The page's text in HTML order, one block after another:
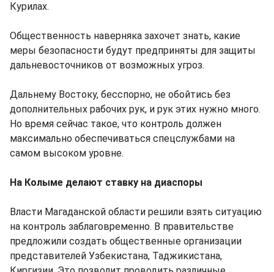
Курилах.
Общественность наверняка захочет знать, какие
меры безопасности будут предприняты для защиты
дальневосточников от возможных угроз.
Дальнему Востоку, бесспорно, не обойтись без
дополнительных рабочих рук, и рук этих нужно много.
Но время сейчас такое, что контроль должен
максимально обеспечиваться спецслужбами на
самом высоком уровне.
На Колыме делают ставку на диаспоры
Власти Магаданской области решили взять ситуацию
на контроль заблаговременно. В правительстве
предложили создать общественные организации
представителей Узбекистана, Таджикистана,